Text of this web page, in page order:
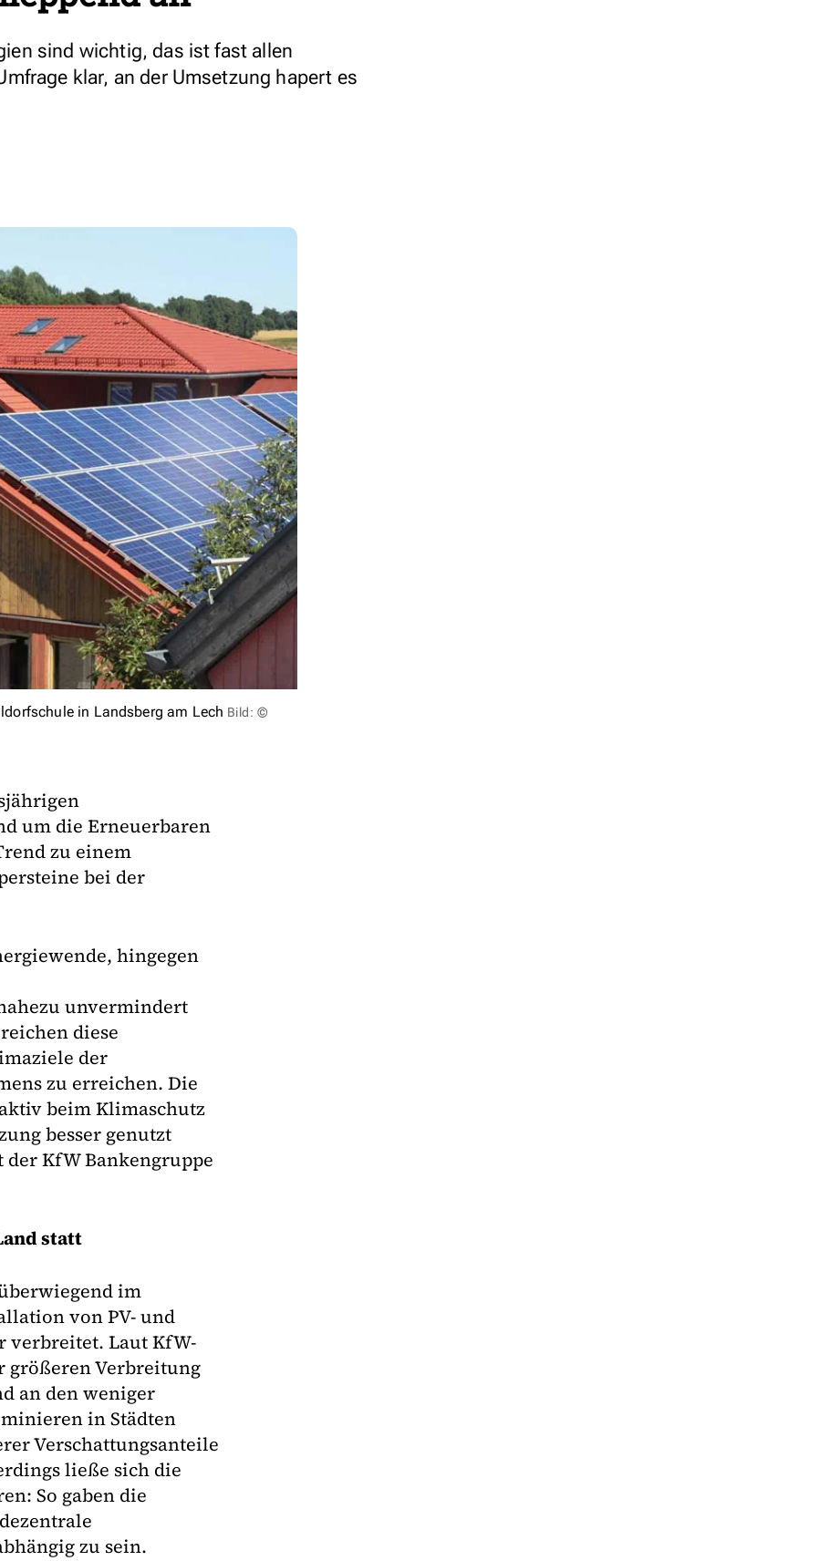
sind wichtig, das ist fast allen
klar, an der Umsetzung hapert es
in Landsberg am Lech Bild: ©
um die Erneuerbaren
zu einem
bei der
hingegen
unvermindert
diese
der
zu erreichen. Die
beim Klimaschutz
besser genutzt
KfW Bankengruppe
statt
im
von PV- und
verbreitet. Laut KfW-
größeren Verbreitung
an den weniger
in Städten
Verschattungsanteile
ließe sich die
So gaben die
zu sein.